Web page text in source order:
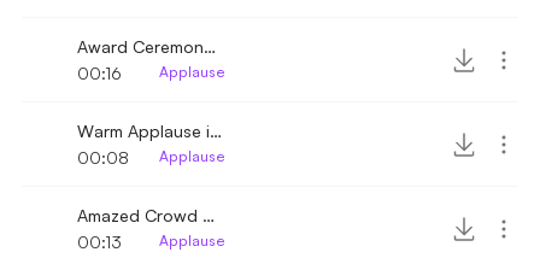
Award Ceremony Applause 3
00:16
Applause
Warm Applause in an enclosure 6
00:08
Applause
Amazed Crowd Applause up-close
00:13
Applause